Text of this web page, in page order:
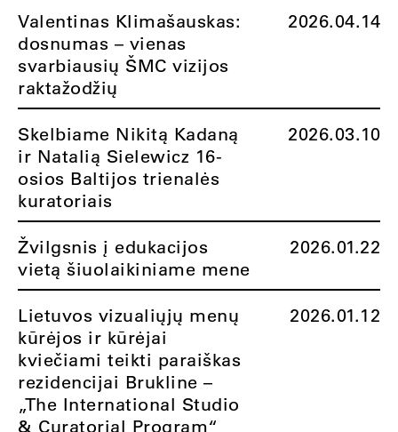
Valentinas Klimašauskas:
dosnumas – vienas
svarbiausių ŠMC vizijos
raktažodžių
2026.04.14
Skelbiame Nikitą Kadaną
ir Natalią Sielewicz 16-
osios Baltijos trienalės
kuratoriais
2026.03.10
Žvilgsnis į edukacijos
vietą šiuolaikiniame mene
2026.01.22
Lietuvos vizualiųjų menų
kūrėjos ir kūrėjai
kviečiami teikti paraiškas
rezidencijai Brukline –
„The International Studio
& Curatorial Program“
2026.01.12